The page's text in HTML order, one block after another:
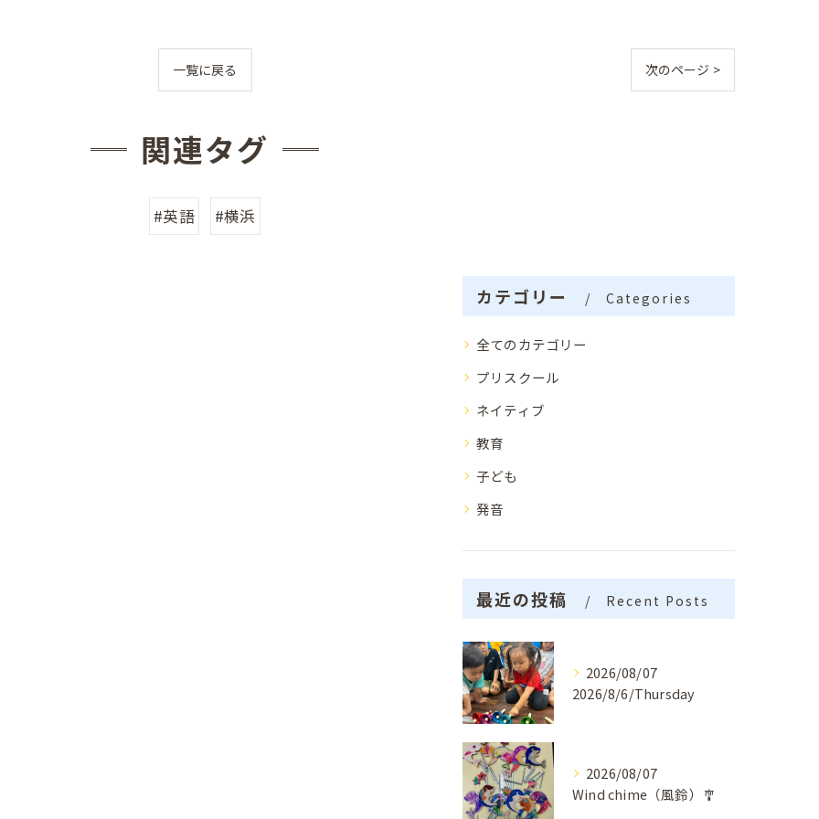
一覧に戻る 次のページ >
関連タグ
#英語 #横浜
カテゴリー Categories
全てのカテゴリー
プリスクール
ネイティブ
教育
子ども
発音
最近の投稿 Recent Posts
2026/08/07
2026/8/6/Thursday
2026/08/07
Wind chime（風鈴）🎐